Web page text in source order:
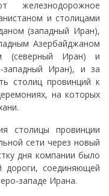
железнодорожное
и столицами
(западный Иран),
Азербайджаном
(северный Иран) и
западный Иран), и за
столиц провинций к
на которых
столицы провинции
сети через новый
дня компании было
дороги, соединяющей
западе Ирана.